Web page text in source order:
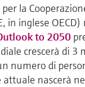
la
in inglese
to 2050
crescerà di 3
numero di
attuale nascerà